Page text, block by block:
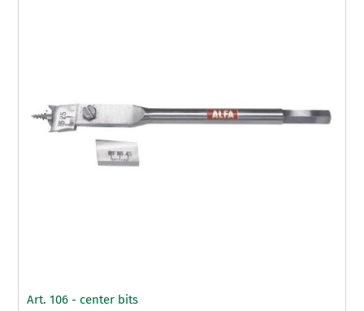
Art. 106 - center bits